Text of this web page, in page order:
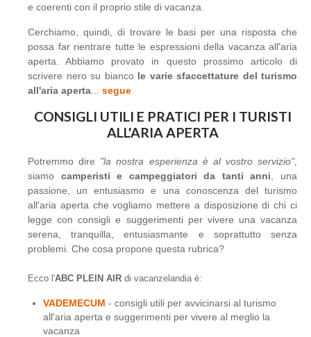
e coerenti con il proprio stile di vacanza.
Cerchiamo, quindi, di trovare le basi per una risposta che
possa far rientrare tutte le espressioni della vacanza all'aria
aperta. Abbiamo provato in questo prossimo articolo di
scrivere nero su biancole varie sfaccettature del turismo
all'aria aperta
segue
CONSIGLI UTILI E PRATICI PER I TURISTI
ALL'ARIA APERTA
Potremmo dire "la nostra esperienza è al vostro servizio",
siamo camperisti e campeggiatori da tanti anni , una
passione, un entusiasmo e una conoscenza del turismo
all'aria aperta che vogliamo mettere a disposizione di chi ci
legge con consigli e suggerimenti per vivere una vacanza
serena, tranquilla, entusiasmante e soprattutto senza
problemi. Che cosa propone questa rubrica?
Ecco l'ABC PLEIN AIR di vacanzelandia è:
VADEMECUM - consigli utili per avvicinarsi al turismo
all'aria aperta e suggerimenti per vivere al meglio la
vacanza